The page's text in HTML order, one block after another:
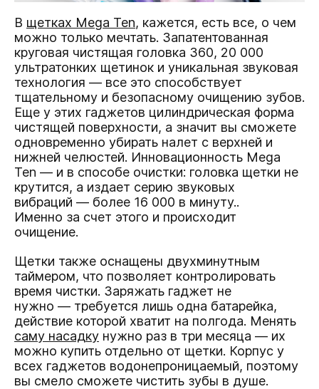
В щетках Mega Ten, кажется, есть все, о чем
можно только мечтать. Запатентованная
круговая чистящая головка 360, 20 000
ультратонких щетинок и уникальная звуковая
технология — все это способствует
тщательному и безопасному очищению зубов.
Еще у этих гаджетов цилиндрическая форма
чистящей поверхности, а значит вы сможете
одновременно убирать налет с верхней и
нижней челюстей. Инновационность Mega
Ten — и в способе очистки: головка щетки не
крутится, а издает серию звуковых
вибраций — более 16 000 в минуту..
Именно за счет этого и происходит
очищение.
Щетки также оснащены двухминутным
таймером, что позволяет контролировать
время чистки. Заряжать гаджет не
нужно — требуется лишь одна батарейка,
действие которой хватит на полгода. Менять
саму насадку нужно раз в три месяца — их
можно купить отдельно от щетки. Корпус у
всех гаджетов водонепроницаемый, поэтому
вы смело сможете чистить зубы в душе.